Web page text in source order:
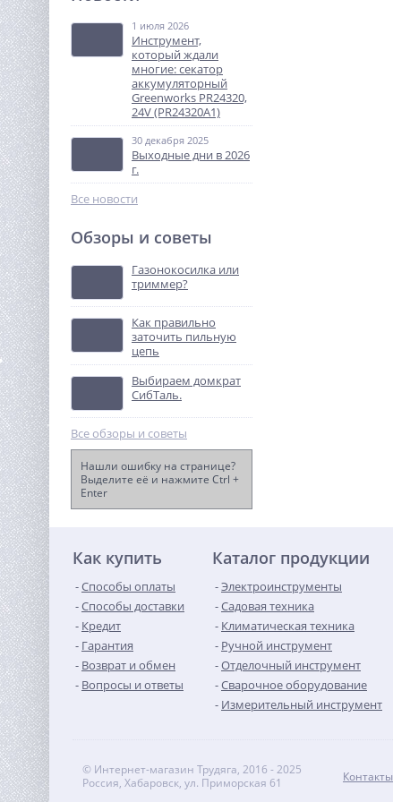
(сопровождаемый)
212 500руб.
%
Виброплита TOR C-50(R)
40 530
%
Виброплита TOR T-60 LCT
1 июля 2026
Инструмент,
который ждали
многие: секатор
аккумуляторный
Greenworks PR24320,
24V (PR24320A1)
30 декабря 2025
Выходные дни в 2026
г.
Все новости
Обзоры и советы
Газонокосилка или
триммер?
Как правильно
заточить пильную
цепь
Выбираем домкрат
СибТаль.
Все обзоры и советы
Нашли ошибку на странице?
Выделите её и нажмите Ctrl +
Enter
Как купить
Способы оплаты
Способы доставки
Кредит
Гарантия
Возврат и обмен
Вопросы и ответы
Каталог продукции
Электроинструменты
Садовая техника
Климатическая техника
Ручной инструмент
Отделочный инструмент
Сварочное оборудование
Измерительный инструмент
© Интернет-магазин Трудяга, 2016 - 2025
Россия, Хабаровск, ул. Приморская 61
Контакты